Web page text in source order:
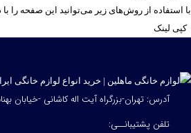
با استفاده از روش‌های زیر می‌توانید این صفحه را
کپی لینک
آدرس: تهران-بزرگراه آیت اله کاشانی -خیابان بهنام - پلاک
تلفن پشتیبانــی: